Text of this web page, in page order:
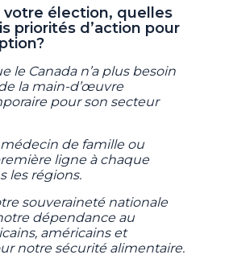
votre élection, quelles
priorités d’action pour
le Canada n’a plus besoin
la main-d’œuvre
pour son secteur
de famille ou
ligne à chaque
les régions.
souveraineté nationale
dépendance au
américains et
notre sécurité alimentaire.